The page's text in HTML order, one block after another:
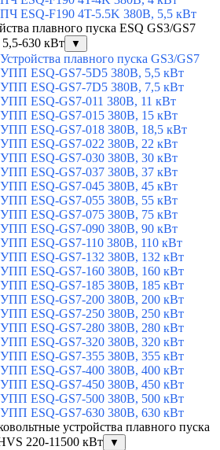
ПЧ ESQ-F190 4T-5.5K 380В, 5,5 кВт
плавного пуска ESQ GS3/GS7
630 кВт
▼
Устройства плавного пуска GS3/GS7
УПП ESQ-GS7-5D5 380В, 5,5 кВт
УПП ESQ-GS7-7D5 380В, 7,5 кВт
УПП ESQ-GS7-011 380В, 11 кВт
УПП ESQ-GS7-015 380В, 15 кВт
УПП ESQ-GS7-018 380В, 18,5 кВт
УПП ESQ-GS7-022 380В, 22 кВт
УПП ESQ-GS7-030 380В, 30 кВт
УПП ESQ-GS7-037 380В, 37 кВт
УПП ESQ-GS7-045 380В, 45 кВт
УПП ESQ-GS7-055 380В, 55 кВт
УПП ESQ-GS7-075 380В, 75 кВт
УПП ESQ-GS7-090 380В, 90 кВт
УПП ESQ-GS7-110 380В, 110 кВт
УПП ESQ-GS7-132 380В, 132 кВт
УПП ESQ-GS7-160 380В, 160 кВт
УПП ESQ-GS7-185 380В, 185 кВт
УПП ESQ-GS7-200 380В, 200 кВт
УПП ESQ-GS7-250 380В, 250 кВт
УПП ESQ-GS7-280 380В, 280 кВт
УПП ESQ-GS7-320 380В, 320 кВт
УПП ESQ-GS7-355 380В, 355 кВт
УПП ESQ-GS7-400 380В, 400 кВт
УПП ESQ-GS7-450 380В, 450 кВт
УПП ESQ-GS7-500 380В, 500 кВт
УПП ESQ-GS7-630 380В, 630 кВт
устройства плавного пуска
220-11500 кВт
▼